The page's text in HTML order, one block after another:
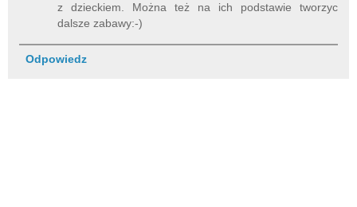
z dzieckiem. Można też na ich podstawie tworzyc
dalsze zabawy:-)
Odpowiedz